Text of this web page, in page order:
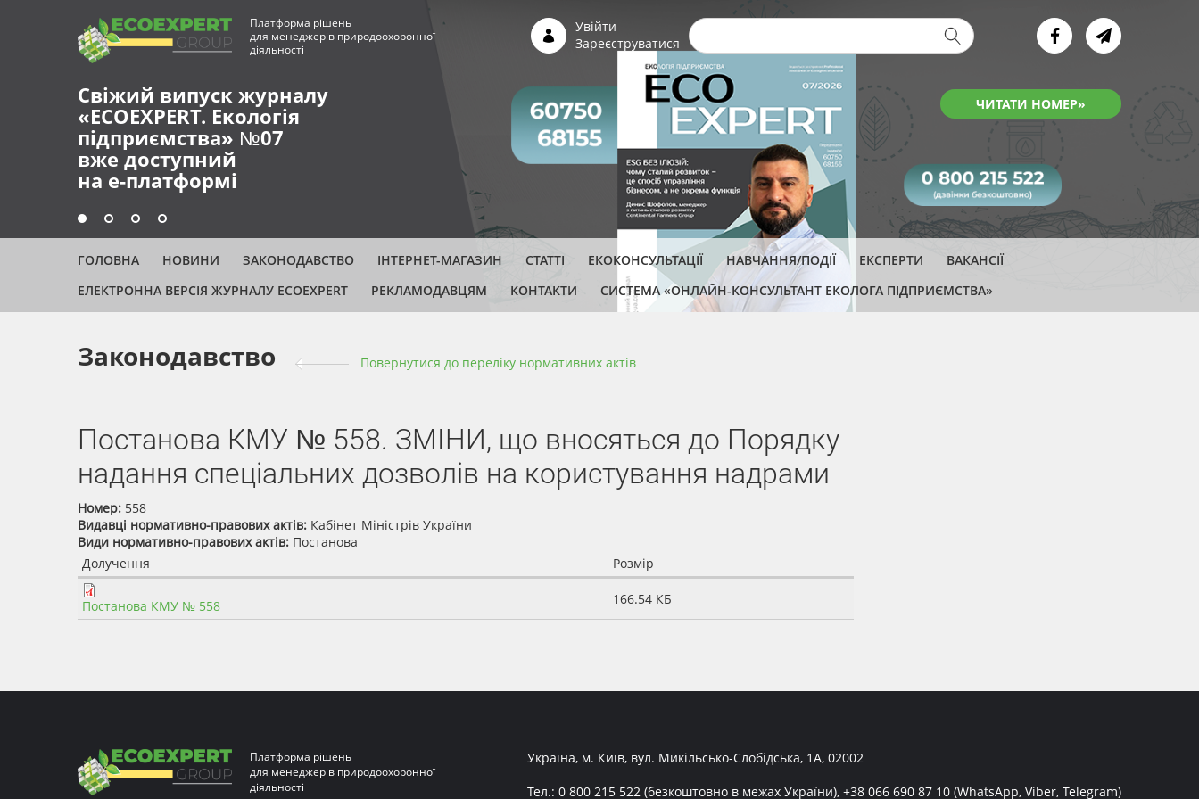
Свіжий випуск журналу
«ECOEXPERT. Екологія
підприємства» №07
вже доступний
на е-платформі
ЧИТАТИ НОМЕР»
Платформа рішень
для менеджерів природоохоронної
діяльності
Увійти
Зареєструватися Пошукова форма
ГОЛОВНА НОВИНИ ЗАКОНОДАВСТВО ІНТЕРНЕТ-МАГАЗИН СТАТТІ ЕКОКОНСУЛЬТАЦІЇ НАВЧАННЯ/ПОДІЇ ЕКСПЕРТИ
ВАКАНСІЇ
ЕЛЕКТРОННА ВЕРСІЯ ЖУРНАЛУ ECOEXPERT
РЕКЛАМОДАВЦЯМ КОНТАКТИ СИСТЕМА «ОНЛАЙН-КОНСУЛЬТАНТ ЕКОЛОГА ПІДПРИЄМСТВА»
Законодавство Повернутися до переліку нормативних актів
Постанова КМУ № 558. ЗМІНИ, що вносяться до Порядку
надання спеціальних дозволів на користування надрами
Номер: 558
Видавці нормативно-правових актів: Кабінет Міністрів України
Види нормативно-правових актів: Постанова
Долучення
Розмір
Постанова КМУ № 558 166.54 КБ
Платформа рішень
для менеджерів природоохоронної
діяльності
Україна, м. Київ, вул. Микільсько-Слобідська, 1А, 02002
Тел.: 0 800 215 522 (безкоштовно в межах України), +38 066 690 87 10 (WhatsApp, Viber, Telegram)